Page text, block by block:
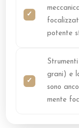
potente
grani) e
sono
mente